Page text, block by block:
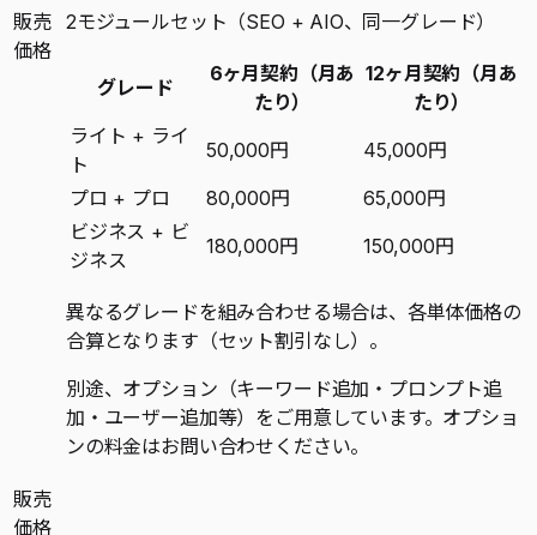
販売
価格
2モジュールセット（SEO + AIO、同一グレード）
グレード
6ヶ月契約（月あ
たり）
12ヶ月契約（月あ
たり）
ライト + ライ
ト
50,000円
45,000円
プロ + プロ
80,000円
65,000円
ビジネス + ビ
ジネス
180,000円 150,000円
異なるグレードを組み合わせる場合は、各単体価格の
合算となります（セット割引なし）。
別途、オプション（キーワード追加・プロンプト追
加・ユーザー追加等）をご用意しています。オプショ
ンの料金はお問い合わせください。
販売
価格